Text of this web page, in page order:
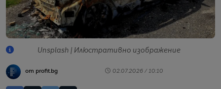
Unsplash | Илюстративно изображение
от profit.bg 02.07.2026 / 10:10